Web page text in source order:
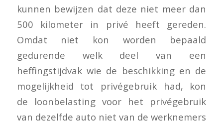
kunnen bewijzen dat deze niet meer dan
500 kilometer in privé heeft gereden.
Omdat niet kon worden bepaald
gedurende welk deel van een
heffingstijdvak wie de beschikking en de
mogelijkheid tot privégebruik had, kon
de loonbelasting voor het privégebruik
van dezelfde auto niet van de werknemers